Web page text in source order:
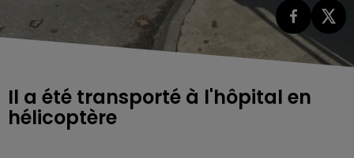
Il a été transporté à l'hôpital en
hélicoptère